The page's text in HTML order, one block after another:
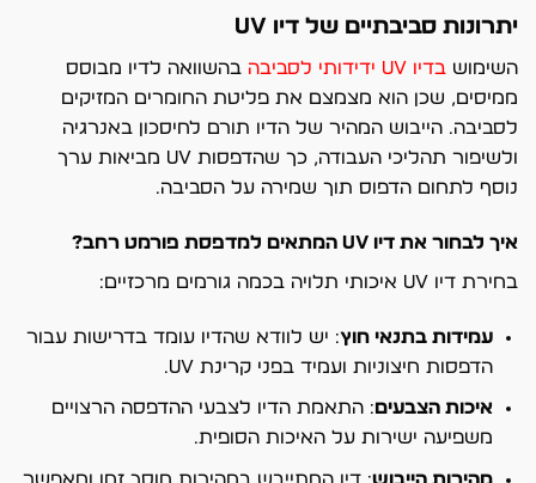
יתרונות סביבתיים של דיו UV
השימוש בדיו UV ידידותי לסביבה
בהשוואה לדיו מבוסס
ממיסים, שכן הוא מצמצם את פליטת החומרים המזיקים
לסביבה. הייבוש המהיר של הדיו תורם לחיסכון באנרגיה
ולשיפור תהליכי העבודה, כך שהדפסות UV מביאות ערך
נוסף לתחום הדפוס תוך שמירה על הסביבה.
איך לבחור את דיו UV המתאים למדפסת פורמט רחב?
בחירת דיו UV איכותי תלויה בכמה גורמים מרכזיים:
עמידות בתנאי חוץ: יש לוודא שהדיו עומד בדרישות עבור
הדפסות חיצוניות ועמיד בפני קרינת UV.
איכות הצבעים: התאמת הדיו לצבעי ההדפסה הרצויים
משפיעה ישירות על האיכות הסופית.
מהירות הייבוש: דיו המתייבש במהירות חוסך זמן ומאפשר